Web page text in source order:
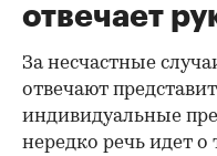
отвечает
За несчастные
отвечают
индивидуальные
нередко речь идет о